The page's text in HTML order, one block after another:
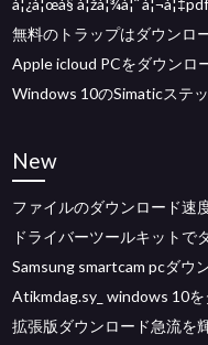
à¦¿à¦œà§ à¦žà¦¾à¦¨
無料のトラップはダウンロ
Apple icloud PCをダウンロ
Windows 10のSimaticステ
New
ファイルのダウンロード速
ドライバーツールキットで
Samsung smartcam pcダウ
Atikmdag.sy_ windows 10
拡張版ダウンロード急流を